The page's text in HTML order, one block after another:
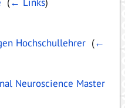
Hochschullehrer‎ (←
Neuroscience Master‎